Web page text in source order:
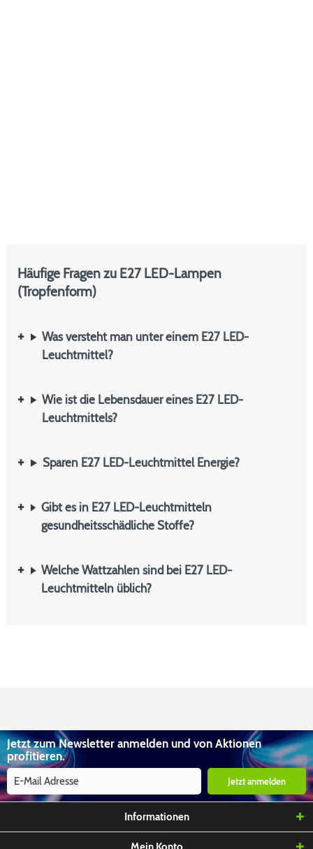
Häufige Fragen zu E27 LED-Lampen
(Tropfenform)
Was versteht man unter einem E27 LED-
Leuchtmittel?
Wie ist die Lebensdauer eines E27 LED-
Leuchtmittels?
Sparen E27 LED-Leuchtmittel Energie?
Gibt es in E27 LED-Leuchtmitteln
gesundheitsschädliche Stoffe?
Welche Wattzahlen sind bei E27 LED-
Leuchtmitteln üblich?
Jetzt zum Newsletter anmelden und von Aktionen
profitieren.
Jetzt anmelden
Informationen